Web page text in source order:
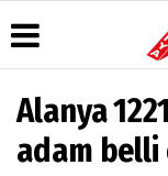
Üye Paneli
Haber
Alanya
adam belli